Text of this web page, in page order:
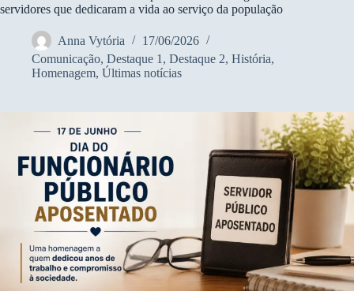
servidores que dedicaram a vida ao serviço da população
Anna Vytória
17/06/2026
Comunicação, Destaque 1 , Destaque 2, História,
Homenagem, Últimas notícias